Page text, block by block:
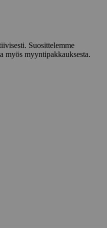
Suosittelemme
myös myyntipakkauksesta.